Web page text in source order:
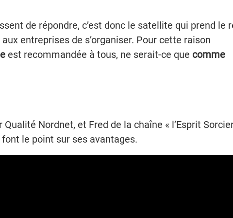
de répondre, c’est donc le satellite qui prend le
entreprises de s’organiser. Pour cette raison
est recommandée à tous, ne serait-ce que comme
Nordnet, et Fred de la chaîne « l’Esprit
le point sur ses avantages.